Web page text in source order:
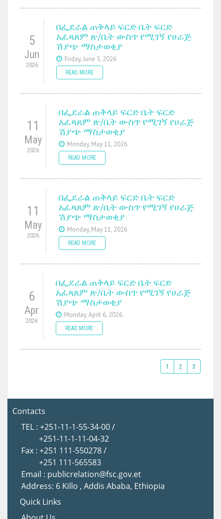
5
Jun
2026
በፌደራል ጠቅላይ ፍርድ ቤት ፍርድ
አፈጻጸም ጽ/ቤት ውስጥ የሚገኝ የሀራጅ
ሽያጭ ማስታወቂያ
Friday, June 5, 2026
READ MORE
11
May
2026
በፌደራል ጠቅላይ ፍርድ ቤት ፍርድ
አፈጻጸም ጽ/ቤት ውስጥ የሚገኝ የሀራጅ
ሽያጭ ማስታወቂያ
Monday, May 11, 2026
READ MORE
11
May
2026
በፌደራል ጠቅላይ ፍርድ ቤት ፍርድ
አፈጻጸም ጽ/ቤት ውስጥ የሚገኝ የሀራጅ
ሽያጭ ማስታወቂያ
Monday, May 11, 2026
READ MORE
6
Apr
2026
በፌደራል ጠቅላይ ፍርድ ቤት ፍርድ
አፈጻጸም ጽ/ቤት ውስጥ የሚገኝ የሀራጅ
ሽያጭ ማስታወቂያ
Monday, April 6, 2026
READ MORE
1 2 3
Contacts
TEL : +251-11-1-55-34-00 /
+251-11-1-11-04-32
Fax : +251 111-550278 /
+251 111-565583
Email : publicrelation@fsc.gov.et
Address: 6 Killo , Addis Ababa, Ethiopia
Quick Links